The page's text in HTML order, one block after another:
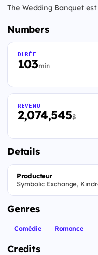
The Wedding Banquet
Numbers
103min
DURÉE
2,074,545$
REVENU
Details
Producteur
Symbolic Exchange,
Genres
Comédie Romance
Credits